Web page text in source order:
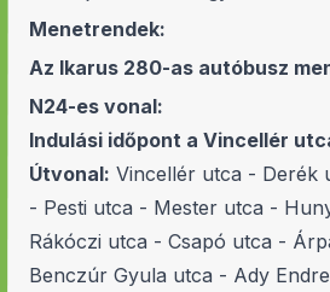
Menetrendek:
Az Ikarus 280-as autóbusz
N24-es vonal:
Indulási időpont a Vincellér
Útvonal: Vincellér utca - Derék
- Pesti utca - Mester utca -
Rákóczi utca - Csapó utca -
Benczúr Gyula utca - Ady